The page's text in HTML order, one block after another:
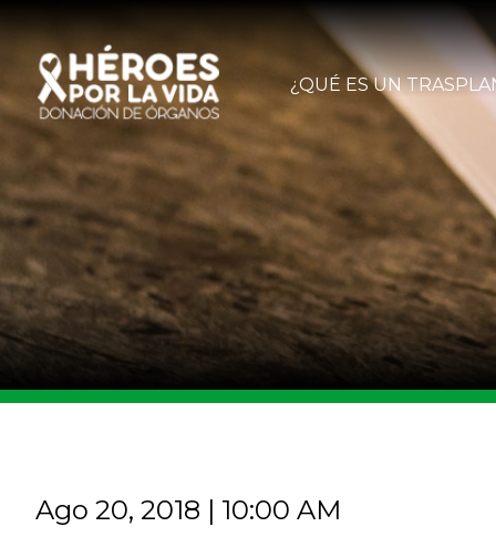
¿QUÉ ES UN
Ago 20, 2018 | 10:00 AM